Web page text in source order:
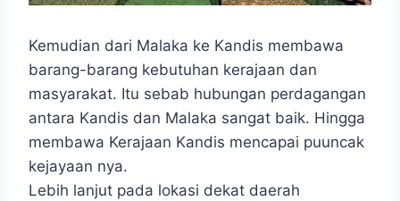
Kemudian dari Malaka ke Kandis membawa
barang-barang kebutuhan kerajaan dan
masyarakat. Itu sebab hubungan perdagangan
antara Kandis dan Malaka sangat baik. Hingga
membawa Kerajaan Kandis mencapai puuncak
kejayaan nya.
Lebih lanjut pada lokasi dekat daerah